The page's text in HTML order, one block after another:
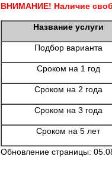
ВНИМАНИЕ! Наличие
Название услуги
Подбор варианта
Сроком на 1 год
Сроком на 2 года
Сроком на 3 года
Сроком на 5 лет
Обновление страницы: